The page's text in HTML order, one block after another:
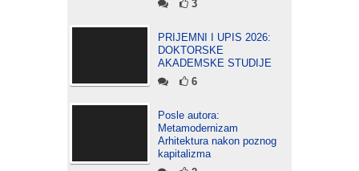
3
PRIJEMNI I UPIS 2026:
DOKTORSKE
AKADEMSKE STUDIJE
6
Posle autora:
Metamodernizam
Arhitektura nakon poznog
kapitalizma